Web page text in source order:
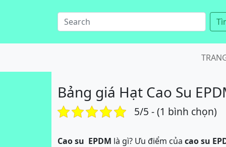
Bảng giá Hạt Cao Su
5/5 - (1 bình chọn)
Cao su EPDM là gì? Ưu điểm của cao su